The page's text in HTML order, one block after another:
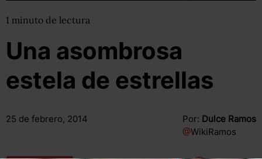
1 minuto de lectura
Una asombrosa
estela de estrellas
25 de febrero, 2014 Por: Dulce Ramos
@WikiRamos